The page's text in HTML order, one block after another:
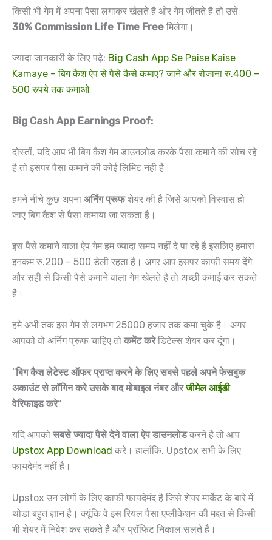
किसी भी गेम में अपना पैसा लगाकर खेलते है ओर गेम जीतते है तो उसे
30% Commission Life Time Free मिलेगा।
ज्यादा जानकारी के लिए पढ़े: Big Cash App Se Paise Kaise
Kamaye – बिग कैश ऐप से पैसे कैसे कमाए? जाने और रोजाना रु.400 –
500 रुपये तक कमाओ
Big Cash App Earnings Proof:
दोस्तों, यदि आप भी बिग कैश गेम डाउनलोड करके पैसा कमाने की सोच रहे
है तो इसपर पैसा कमाने की कोई लिमिट नही है।
हमने नीचे कुछ अपना अर्निग प्रूफशेयर की है जिसे आपको विस्वास हो
जाए बिग कैश से पैसा कमाया जा सकता है।
इस पैसे कमाने वाला ऐप गेम हम ज्यादा समय नहीं दे पा रहे है इसलिए हमारा
इनकम रु.200 – 500 डेली रहता है। अगर आप इसपर काफी समय देंगे
और सही से किसी पैसे कमाने वाला गेम खेलते है तो अच्छी कमाई कर सकते
है।
हमे अभी तक इस गेम से लगभग 25000 हजार तक कमा चुके है। अगर
आपको वो अर्निग प्रूफ चाहिए तो कमेंट करेडिटेल्स शेयर कर दूंगा।
“बिग कैश लेटेस्ट ऑफर प्राप्त करने के लिए सबसे पहले अपने फेसबुक
अकाउंट से लॉगिन करे उसके बाद मोबाइल नंबर औरजीमेल आईडी
वेरिफाइड करे“
यदि आपको सबसे ज्यादा पैसे देने वाला ऐप डाउनलोडकरने है तो आप
Upstox App Download करे। हालाँकि, Upstox सभी के लिए
फायदेमंद नहीं है।
Upstox उन लोगों के लिए काफी फायदेमंद है जिसे शेयर मार्केट के बारे में
थोडा बहुत ज्ञान है। क्यूंकि वे इस रियल पैसा एप्लीकेशन की मद्दत से किसी
भी शेयर में निवेश कर सकते है और प्रॉफिट निकाल सलते है।